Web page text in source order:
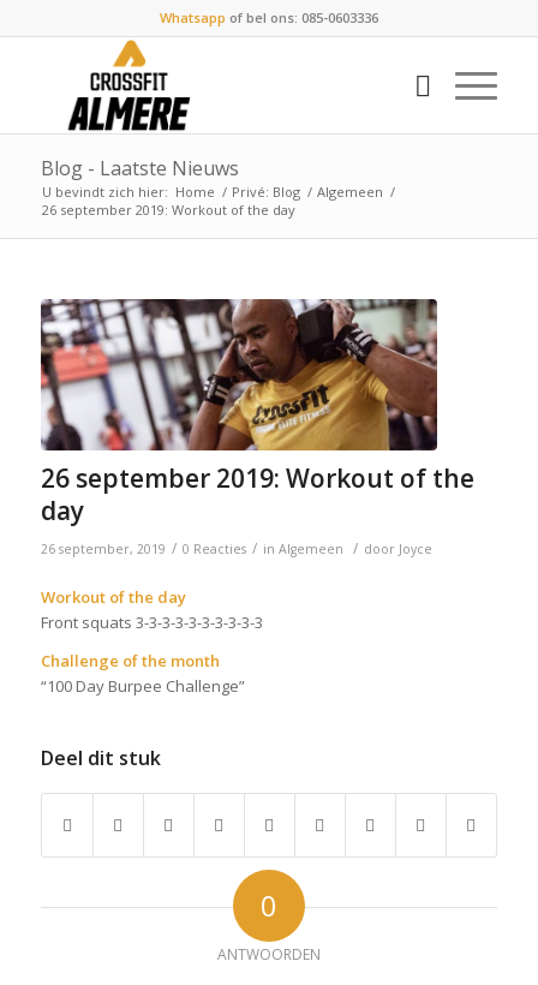
Whatsapp of bel ons: 085-0603336
Blog - Laatste Nieuws
U bevindt zich hier: Home / Privé: Blog / Algemeen /
26 september 2019: Workout of the day
26 september 2019: Workout of the
day
26 september, 2019 / 0 Reacties / in Algemeen / door Joyce
Workout of the day
Front squats 3-3-3-3-3-3-3-3-3-3
Challenge of the month
“100 Day Burpee Challenge”
Deel dit stuk
0
ANTWOORDEN